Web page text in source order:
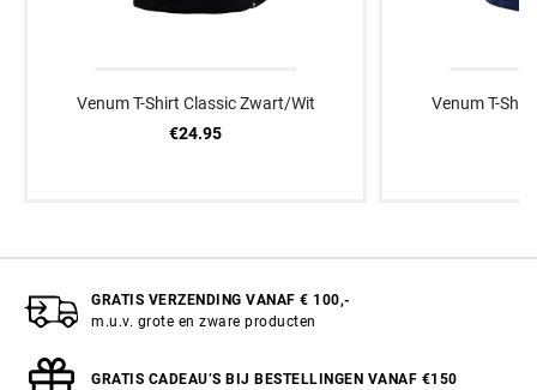
Venum T-Shirt Classic Zwart/Wit
€24.95
Venum T-
GRATIS VERZENDING VANAF € 100,-
m.u.v. grote en zware producten
GRATIS CADEAU’S BIJ BESTELLINGEN VANAF €150